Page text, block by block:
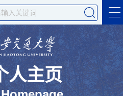
主页
English
科学研究
人主页